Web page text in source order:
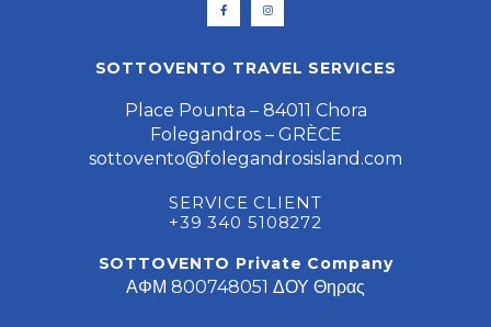
SOTTOVENTO TRAVEL SERVICES
Place Pounta – 84011 Chora
Folegandros – GRÈCE
sottovento@folegandrosisland.com
SERVICE CLIENT
+39 340 5108272
SOTTOVENTO Private Company
ΑΦΜ 800748051 ΔΟΥ Θηρας